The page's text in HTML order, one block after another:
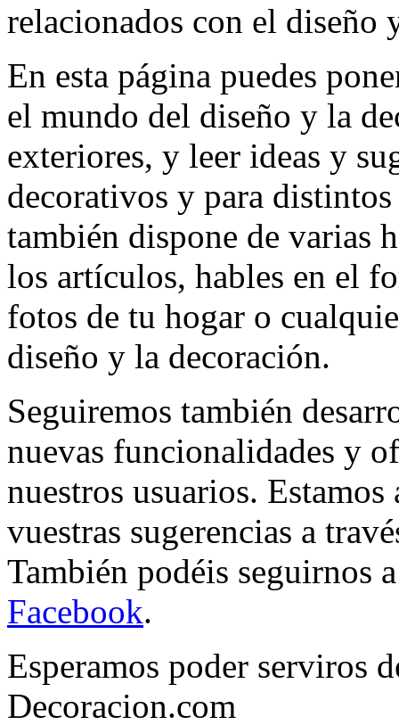
relacionados con el diseño
En esta página puedes
el mundo del diseño y la
exteriores, y leer ideas y
decorativos y para
también dispone de varias
los artículos, hables en el
fotos de tu hogar o
diseño y la decoración.
Seguiremos también
nuevas funcionalidades y
nuestros usuarios.
vuestras sugerencias a
También podéis seguirnos
Facebook.
Esperamos poder serviros
Decoracion.com